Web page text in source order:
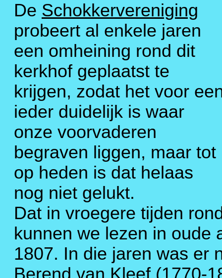
De Schokkervereniging
probeert al enkele jaren
een omheining rond dit
kerkhof geplaatst te
krijgen, zodat het voor
ieder duidelijk is waar
onze voorvaderen
begraven liggen, maar tot
op heden is dat helaas
nog niet gelukt.
Dat in vroegere tijden
kunnen we lezen in oude
1807. In die jaren was er